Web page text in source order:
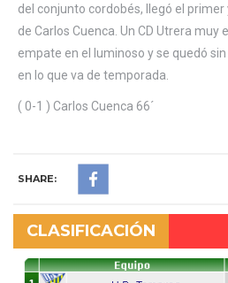
del conjunto cordobés, llegó el
de Carlos Cuenca. Un CD Utrera muy
empate en el luminoso y se quedó
en lo que va de temporada.
( 0-1 ) Carlos Cuenca 66´
SHARE:
CLASIFICACIÓN